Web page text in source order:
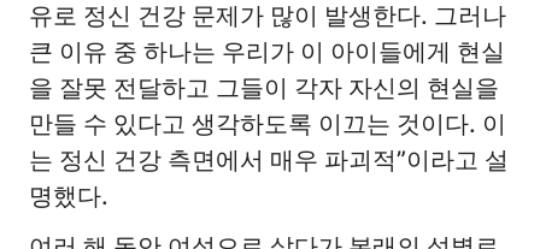
유로 정신 건강 문제가 많이 발생한다. 그러나
큰 이유 중 하나는 우리가 이 아이들에게 현실
을 잘못 전달하고 그들이 각자 자신의 현실을
만들 수 있다고 생각하도록 이끄는 것이다. 이
는 정신 건강 측면에서 매우 파괴적”이라고 설
명했다.